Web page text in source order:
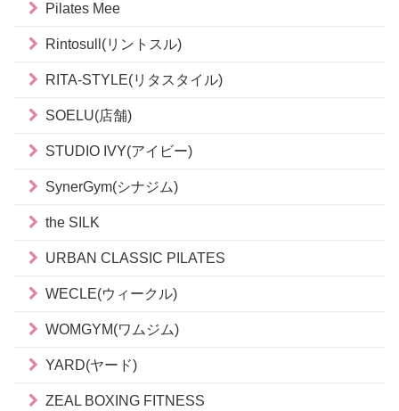
Pilates Mee
Rintosull(リントスル)
RITA-STYLE(リタスタイル)
SOELU(店舗)
STUDIO IVY(アイビー)
SynerGym(シナジム)
the SILK
URBAN CLASSIC PILATES
WECLE(ウィークル)
WOMGYM(ワムジム)
YARD(ヤード)
ZEAL BOXING FITNESS